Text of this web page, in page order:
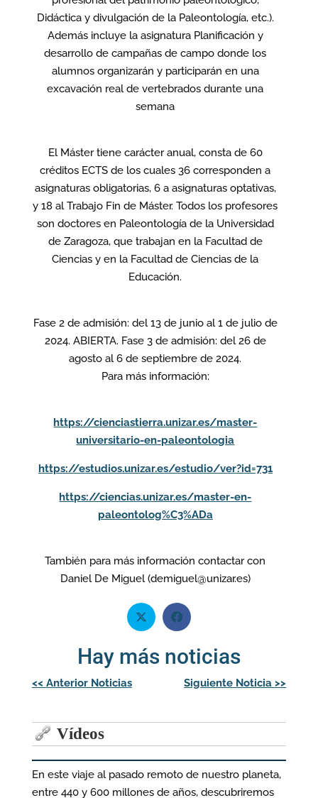
Didáctica y divulgación de la Paleontología, etc.).
Además incluye la asignatura Planificación y
desarrollo de campañas de campo donde los
alumnos organizarán y participarán en una
excavación real de vertebrados durante una
semana
El Máster tiene carácter anual, consta de 60
créditos ECTS de los cuales 36 corresponden a
asignaturas obligatorias, 6 a asignaturas optativas,
y 18 al Trabajo Fin de Máster. Todos los profesores
son doctores en Paleontología de la Universidad
de Zaragoza, que trabajan en la Facultad de
Ciencias y en la Facultad de Ciencias de la
Educación.
Fase 2 de admisión: del 13 de junio al 1 de julio de
2024. ABIERTA. Fase 3 de admisión: del 26 de
agosto al 6 de septiembre de 2024.
Para más información:
https://cienciastierra.unizar.es/master-
universitario-en-paleontologia
https://estudios.unizar.es/estudio/ver?id=731
https://ciencias.unizar.es/master-en-
paleontolog%C3%ADa
También para más información contactar con
Daniel De Miguel (demiguel@unizar.es)
Hay más noticias
Navegación
de
<< Anterior Noticias Siguiente Noticia >>
Vídeos
En este viaje al pasado remoto de nuestro planeta,
entre 440 y 600 millones de años, descubriremos